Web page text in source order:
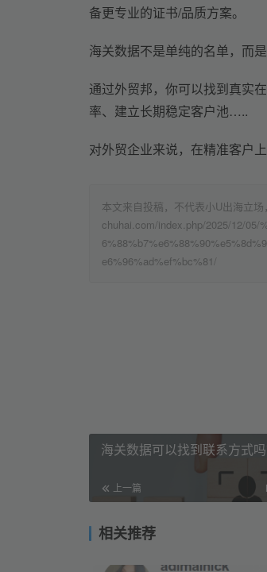
备更专业的证书/品质方案。
海关数据不是单纯的名单，而
通过外贸邦，你可以找到真实
率、 建立长期稳定客户池…..
对外贸企业来说，在精准客户
本文来自投稿，不代表小U出海立
chuhai.com/index.php/2025/12/05/
e6%96%ad%ef%bc%81/
海关数据可以找到联系方式吗
上一篇
相关推荐